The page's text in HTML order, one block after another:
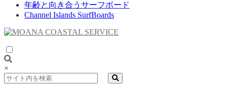
年齢と向き合うサーフボード
Channel Islands SurfBoards
×